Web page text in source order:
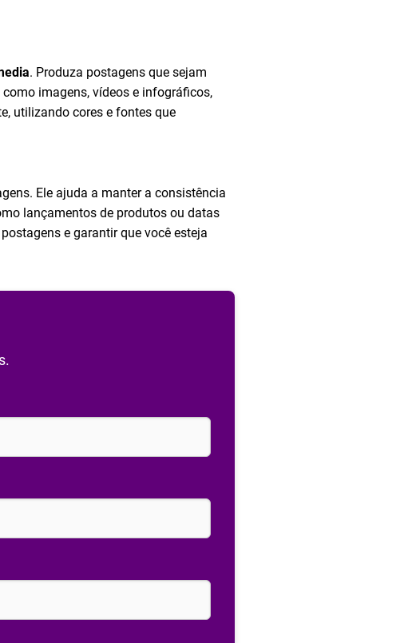
. Produza postagens que sejam
imagens, vídeos e infográficos,
utilizando cores e fontes que
Ele ajuda a manter a consistência
lançamentos de produtos ou datas
e garantir que você esteja